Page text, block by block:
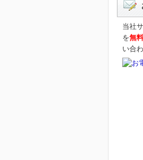
当社
を無料
い合